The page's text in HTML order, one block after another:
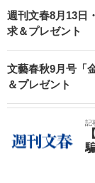
週刊文春8月13日
求＆プレゼント
文藝春秋9月号「
＆プレゼント
記